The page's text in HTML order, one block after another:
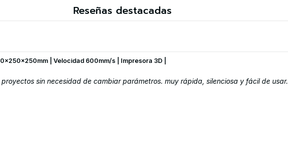
Reseñas destacadas
| Velocidad 600mm/s | Impresora 3D |
sin necesidad de cambiar parámetros. muy rápida, silenciosa y fácil de usar.